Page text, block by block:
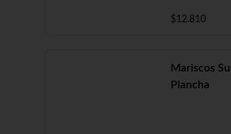
$12.810
Mariscos
Plancha